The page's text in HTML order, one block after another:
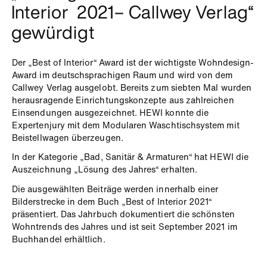
Interior 2021– Callwey Verlag“
gewürdigt
Der „Best of Interior“ Award ist der wichtigste Wohndesign-
Award im deutschsprachigen Raum und wird von dem
Callwey Verlag ausgelobt. Bereits zum siebten Mal wurden
herausragende Einrichtungskonzepte aus zahlreichen
Einsendungen ausgezeichnet. HEWI konnte die
Expertenjury mit dem Modularen Waschtischsystem mit
Beistellwagen überzeugen.
In der Kategorie „Bad, Sanitär & Armaturen“ hat HEWI die
Auszeichnung „Lösung des Jahres“ erhalten.
Die ausgewählten Beiträge werden innerhalb einer
Bilderstrecke in dem Buch „Best of Interior 2021“
präsentiert. Das Jahrbuch dokumentiert die schönsten
Wohntrends des Jahres und ist seit September 2021 im
Buchhandel erhältlich.